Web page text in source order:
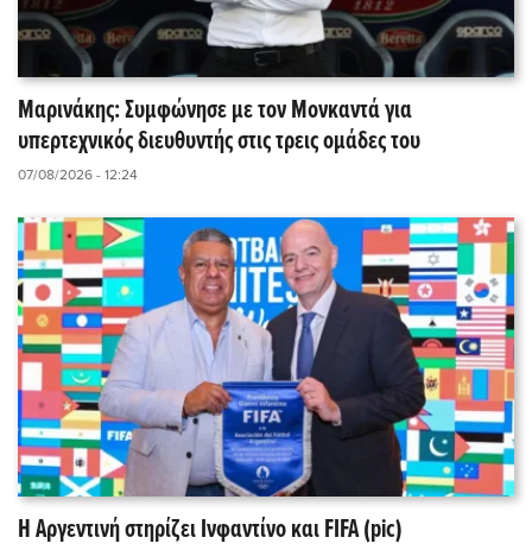
Μαρινάκης: Συμφώνησε με τον Μονκαντά για
υπερτεχνικός διευθυντής στις τρεις ομάδες του
07/08/2026 - 12:24
Η Αργεντινή στηρίζει Ινφαντίνο και FIFA (pic)